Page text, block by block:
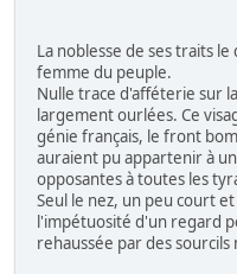
La noblesse de ses traits
femme du peuple.
Nulle trace d'afféterie sur
largement ourlées. Ce
génie français, le front
auraient pu appartenir à
opposantes à toutes les
Seul le nez, un peu court
l'impétuosité d'un regard
rehaussée par des